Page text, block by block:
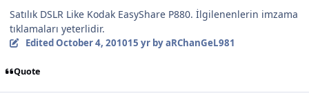
Satılık DSLR Like Kodak EasyShare P880. İlgilenenlerin imzama
tıklamaları yeterlidir.
EditedOctober 4, 201015 yrby aRChanGeL981
Quote